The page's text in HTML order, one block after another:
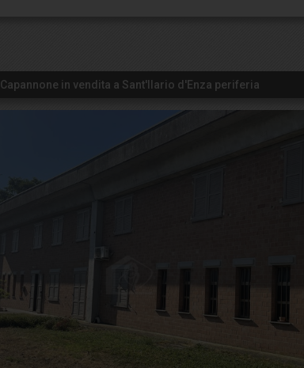
Capannone in vendita a Sant'Ilario d'Enza periferia